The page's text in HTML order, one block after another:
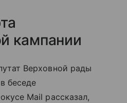
кампании
Верховной рады
беседе
Mail рассказал,